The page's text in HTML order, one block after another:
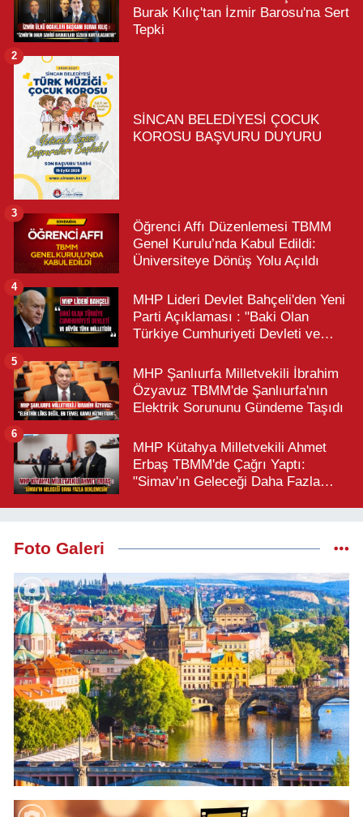
Burak Kılıç'tan İzmir Barosu'na Sert
Tepki
SİNCAN BELEDİYESİ ÇOCUK
KOROSU BAŞVURU DUYURU
2
Öğrenci Affı Düzenlemesi TBMM
Genel Kurulu’nda Kabul Edildi:
Üniversiteye Dönüş Yolu Açıldı
3
MHP Lideri Devlet Bahçeli'den Yeni
Parti Açıklaması : "Baki Olan
Türkiye Cumhuriyeti Devleti ve
4
MHP Şanlıurfa Milletvekili İbrahim
Özyavuz TBMM'de Şanlıurfa'nın
Elektrik Sorununu Gündeme Taşıdı
5
MHP Kütahya Milletvekili Ahmet
Erbaş TBMM'de Çağrı Yaptı:
"Simav'ın Geleceği Daha Fazla
6
Foto Galeri